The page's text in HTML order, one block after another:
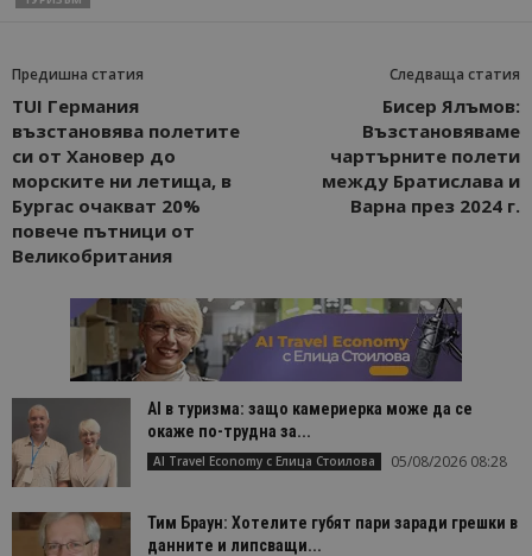
Предишна статия
TUI Германия
възстановява полетите
си от Хановер до
морските ни летища, в
Бургас очакват 20%
повече пътници от
Великобритания
Следваща статия
Бисер Ялъмов:
Възстановяваме
чартърните полети
между Братислава и
Варна през 2024 г.
AI в туризма: защо камериерка може да се
окаже по-трудна за...
AI Travel Economy с Елица Стоилова 05/08/2026 08:28
Тим Браун: Хотелите губят пари заради грешки в
данните и липсващи...